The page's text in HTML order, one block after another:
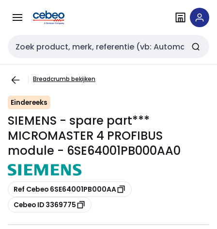
naar
naar
Zoekveld invoer
Breadcrumb bekijken
Eindereeks
SIEMENS - spare part***
MICROMASTER 4 PROFIBUS
module - 6SE64001PB000AA0
Kopiëren
Ref Cebeo 6SE64001PB000AA
Kopiëren
Cebeo ID 3369775